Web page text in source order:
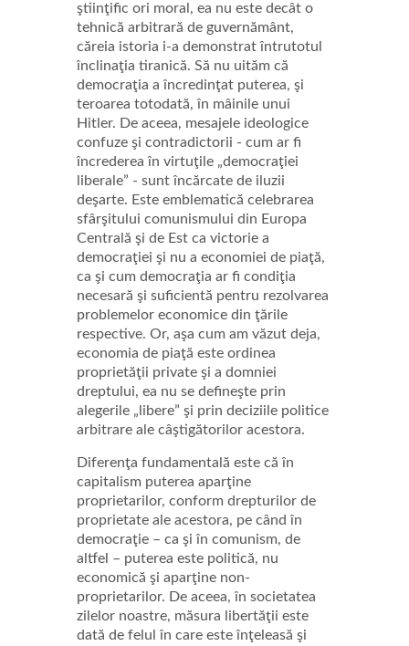
ştiinţific ori moral, ea nu este decât o
tehnică arbitrară de guvernământ,
căreia istoria i-a demonstrat întrutotul
înclinaţia tiranică. Să nu uităm că
democraţia a încredinţat puterea, şi
teroarea totodată, în mâinile unui
Hitler. De aceea, mesajele ideologice
confuze şi contradictorii - cum ar fi
încrederea în virtuţile „democraţiei
liberale” - sunt încărcate de iluzii
deşarte. Este emblematică celebrarea
sfârşitului comunismului din Europa
Centrală şi de Est ca victorie a
democraţiei şi nu a economiei de piaţă,
ca şi cum democraţia ar fi condiţia
necesară şi suficientă pentru rezolvarea
problemelor economice din ţările
respective. Or, aşa cum am văzut deja,
economia de piaţă este ordinea
proprietăţii private şi a domniei
dreptului, ea nu se defineşte prin
alegerile „libere” şi prin deciziile politice
arbitrare ale câştigătorilor acestora.
Diferenţa fundamentală este că în
capitalism puterea aparţine
proprietarilor, conform drepturilor de
proprietate ale acestora, pe când în
democraţie – ca şi în comunism, de
altfel – puterea este politică, nu
economică şi aparţine non-
proprietarilor. De aceea, în societatea
zilelor noastre, măsura libertăţii este
dată de felul în care este înţeleasă şi